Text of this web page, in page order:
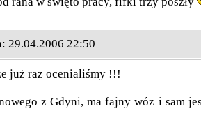
29.04.2006 22:50
już raz ocenialiśmy !!!
z Gdyni, ma fajny wóz i sam